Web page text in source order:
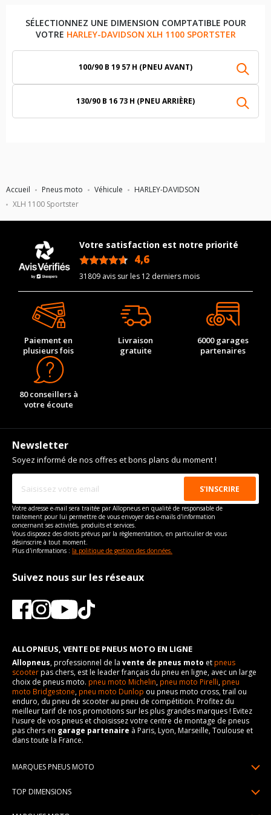
Accueil Pneus moto Véhicule
HARLEY-DAVIDSON
XLH 1100 Sportster
SÉLECTIONNEZ UNE DIMENSION COMPTATIBLE POUR
VOTRE HARLEY-DAVIDSON XLH 1100 SPORTSTER
100/90 B 19 57 H (PNEU AVANT)
130/90 B 16 73 H (PNEU ARRIÈRE)
Votre satisfaction est notre priorité
4,6
31809 avis sur les 12 derniers mois
Paiement en
plusieurs fois
Livraison
gratuite
6000 garages
partenaires
80 conseillers à
votre écoute
Newsletter
Soyez informé de nos offres et bons plans du moment !
Votre adresse e-mail sera traitée par Allopneus en qualité de responsable de
traitement pour lui permettre de vous envoyer des e-mails d'information
concernant ses activités, produits et services.
Vous disposez des droits prévus par la règlementation, en particulier de vous
désinscrire à tout moment.
Plus d'informations : la politique de gestion des données.
Suivez nous sur les réseaux
ALLOPNEUS, VENTE DE PNEUS MOTO EN LIGNE
Allopneus, professionnel de la vente de pneus moto etpneus
scooterpas chers, est le leader français du pneu en ligne, avec un large
choix de pneus moto. pneu moto Michelin,pneu moto Pirelli,pneu
moto Bridgestone,pneu moto Dunlop ou pneus moto cross, trail ou
enduro, du pneu de scooter au pneu de compétition. Profitez du
meilleur tarif de nos promotions sur les plus grandes marques ! Evitez
l'usure de vos pneus et choisissez votre centre de montage de pneus
pas chers en garage partenaire à Paris, Lyon, Marseille, Toulouse et
dans toute la France.
MARQUES PNEUS MOTO
TOP DIMENSIONS